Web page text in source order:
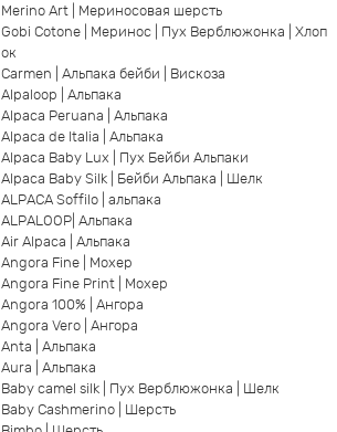
Merino Art | Мериносовая шерсть
Gobi Cotone | Меринос | Пух Верблюжонка | Хлоп
ок
Carmen | Альпака бейби | Вискоза
Alpaloop | Альпака
Alpaca Peruana | Альпака
Alpaca de Italia | Альпака
Alpaca Baby Lux | Пух Бейби Альпаки
Alpaca Baby Silk | Бейби Альпака | Шелк
ALPACA Soffilo | альпака
ALPALOOP| Альпака
Air Alpaca | Альпака
Angora Fine | Мохер
Angora Fine Print | Мохер
Angora 100% | Ангора
Angora Vero | Ангора
Anta | Альпака
Aura | Альпака
Baby camel silk | Пух Верблюжонка | Шелк
Baby Cashmerino | Шерсть